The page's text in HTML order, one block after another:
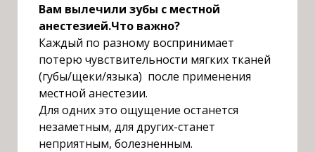
Вам вылечили зубы с местной
анестезией.Что важно?
Каждый по разному воспринимает
потерю чувствительности мягких тканей
(губы/щеки/языка) после применения
местной анестезии.
Для одних это ощущение останется
незаметным, для других-станет
неприятным, болезненным.